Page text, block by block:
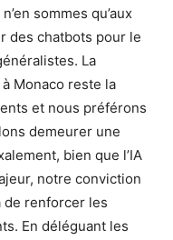
sommes qu’aux
des chatbots pour le
La
Monaco reste la
et nous préférons
demeurer une
bien que l’IA
notre conviction
renforcer les
En déléguant les